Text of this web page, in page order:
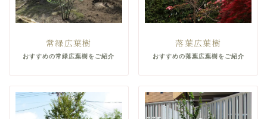
常緑広葉樹
おすすめの常緑広葉樹をご紹介
落葉広葉樹
おすすめの落葉広葉樹をご紹介